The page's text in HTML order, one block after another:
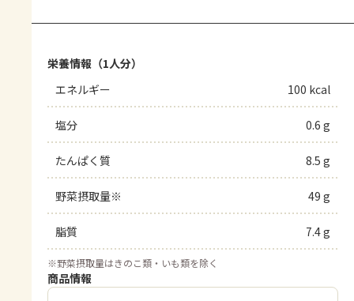
栄養情報（1人分）
エネルギー
100 kcal
塩分 0.6 g
たんぱく質 8.5 g
野菜摂取量※ 49 g
脂質 7.4 g
※野菜摂取量はきのこ類・いも類を除く
商品情報